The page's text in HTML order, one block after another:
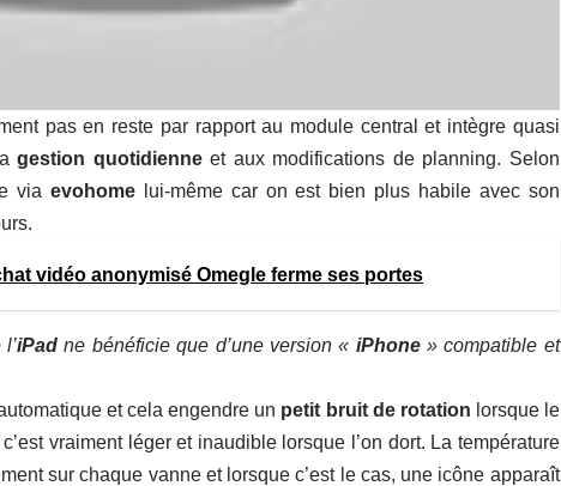
pas en reste par rapport au module central et intègre quasi
gestion quotidienneet aux modifications de planning. Selon
via evohome lui-même car on est bien plus habile avec son
vidéo anonymisé Omegle ferme ses portes
iPad ne bénéficie que d’une version « iPhone » compatible et
et cela engendre un petit bruit de rotation lorsque le
vraiment léger et inaudible lorsque l’on dort. La température
sur chaque vanne et lorsque c’est le cas, une icône apparaît